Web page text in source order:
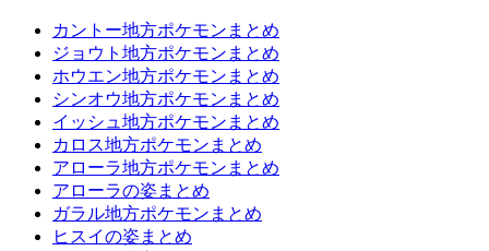
カントー地方ポケモンまとめ
ジョウト地方ポケモンまとめ
ホウエン地方ポケモンまとめ
シンオウ地方ポケモンまとめ
イッシュ地方ポケモンまとめ
カロス地方ポケモンまとめ
アローラ地方ポケモンまとめ
アローラの姿まとめ
ガラル地方ポケモンまとめ
ヒスイの姿まとめ